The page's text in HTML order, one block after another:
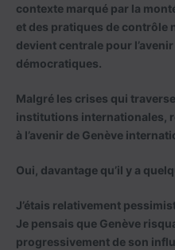
contexte marqué par la
et des pratiques de contrôle
devient centrale pour
démocratiques.
Malgré les crises qui
institutions internationales,
à l’avenir de Genève
Oui, davantage qu’il y a
J’étais relativement
Je pensais que Genève
progressivement de son